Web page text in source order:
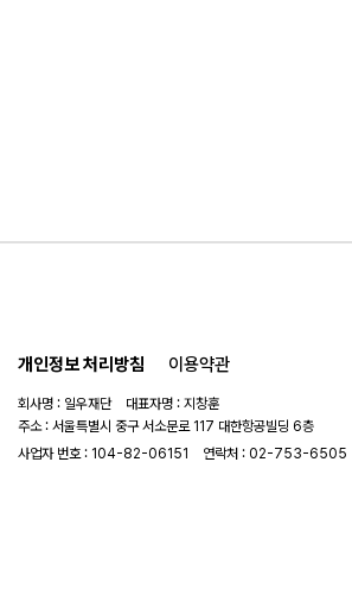
개인정보 처리방침 이용약관
회사명 : 일우재단 대표자명 : 지창훈
주소 : 서울특별시 중구 서소문로 117 대한항공빌딩 6층
사업자 번호 : 104-82-06151
연락처 : 02-753-6505